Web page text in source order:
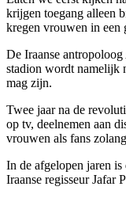
krijgen toegang alleen
kregen vrouwen in een
De Iraanse
stadion wordt namelijk
mag zijn.
Twee jaar na de
op tv, deelnemen aan
vrouwen als fans
In de afgelopen jaren
Iraanse regisseur Jafar